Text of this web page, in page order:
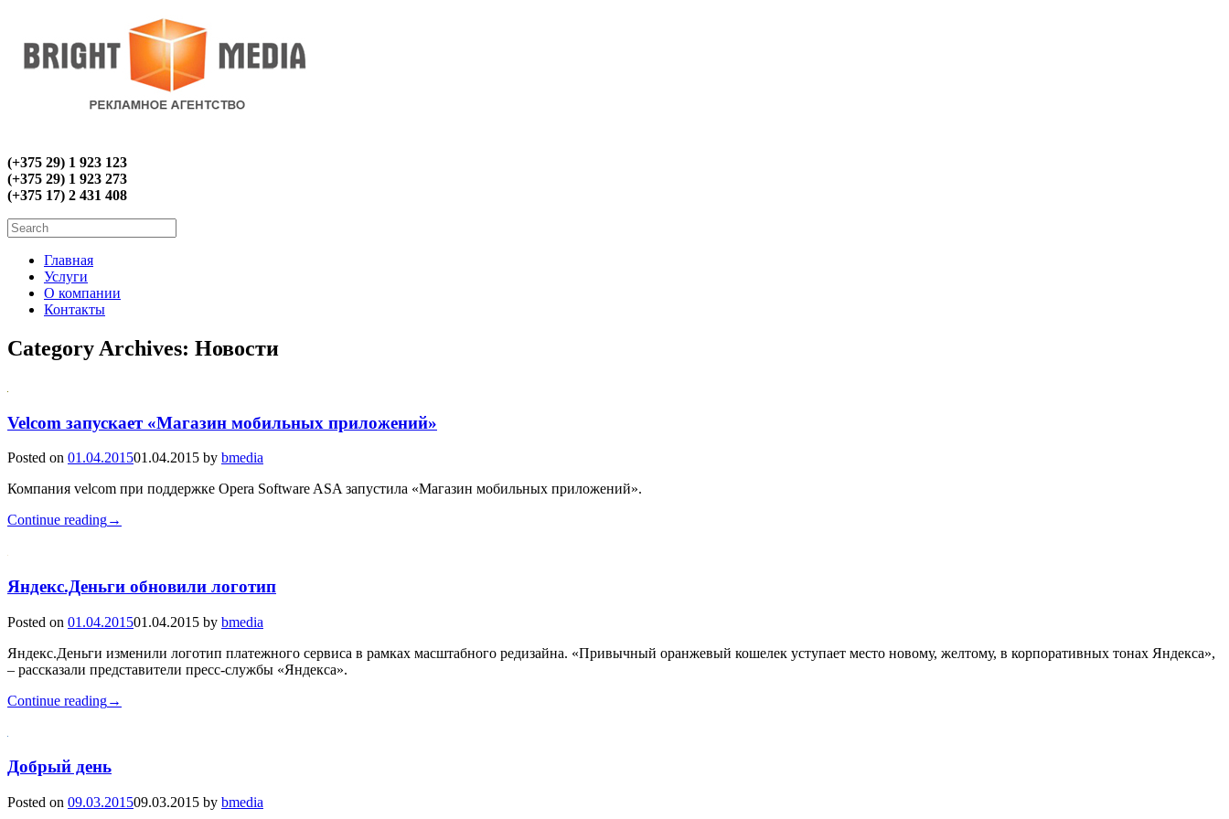
(+375 29) 1 923 123
(+375 29) 1 923 273
(+375 17) 2 431 408
Главная
Услуги
О компании
Контакты
Category Archives: Новости
Velcom запускает «Магазин мобильных приложений»
Posted on 01.04.201501.04.2015 by bmedia
Компания velcom при поддержке Opera Software ASA запустила «Магазин мобильных приложений».
Continue reading→
Яндекс.Деньги обновили логотип
Posted on 01.04.201501.04.2015 by bmedia
Яндекс.Деньги изменили логотип платежного сервиса в рамках масштабного редизайна. «Привычный оранжевый кошелек уступает место новому, желтому, в корпоративных тонах Яндекса»,
– рассказали представители пресс-службы «Яндекса».
Continue reading→
Добрый день
Posted on 09.03.201509.03.2015 by bmedia